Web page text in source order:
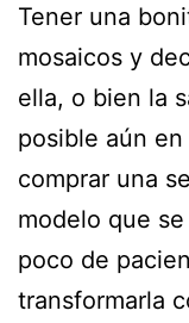
Tener una
mosaicos y
ella, o bien la
posible aún
comprar una
modelo que
poco de
transformarla